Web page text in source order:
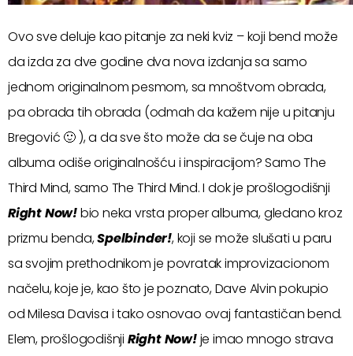
Ovo sve deluje kao pitanje za neki kviz – koji bend može
da izda za dve godine dva nova izdanja sa samo
jednom originalnom pesmom, sa mnoštvom obrada,
pa obrada tih obrada (odmah da kažem nije u pitanju
Bregović 🙂 ), a da sve što može da se čuje na oba
albuma odiše originalnošću i inspiracijom? Samo The
Third Mind, samo The Third Mind. I dok je prošlogodišnji
Right Now!bio neka vrsta proper albuma, gledano kroz
prizmu benda,Spelbinder!, koji se može slušati u paru
sa svojim prethodnikom je povratak improvizacionom
načelu, koje je, kao što je poznato, Dave Alvin pokupio
od Milesa Davisa i tako osnovao ovaj fantastičan bend.
Elem, prošlogodišnji Right Now!je imao mnogo strava